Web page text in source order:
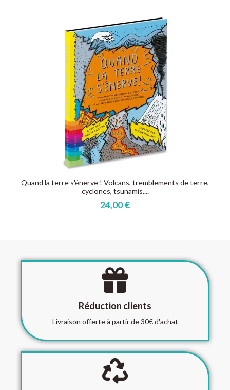
Quand la terre s'énerve ! Volcans, tremblements de terre,
cyclones, tsunamis,...
24,00 €
Réduction clients
Livraison offerte à partir de 30€ d'achat